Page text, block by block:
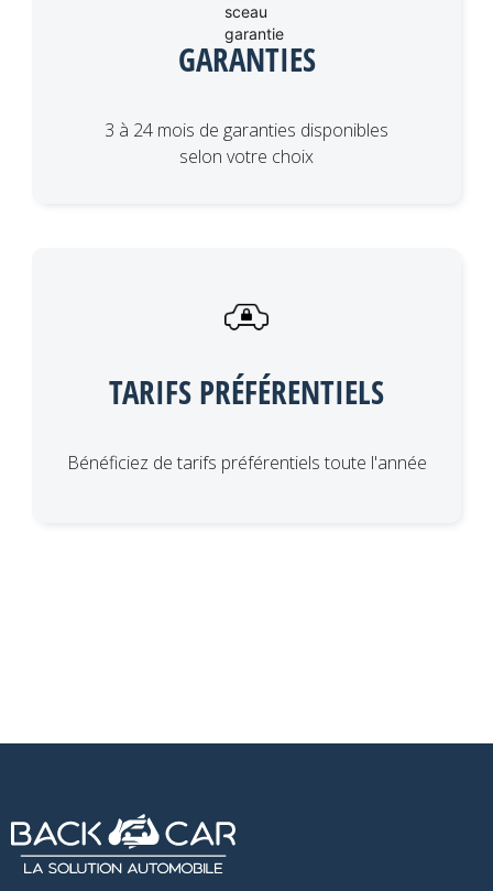
GARANTIES
3 à 24 mois de garanties disponibles
selon votre choix
TARIFS PRÉFÉRENTIELS
Bénéficiez de tarifs préférentiels toute l'année